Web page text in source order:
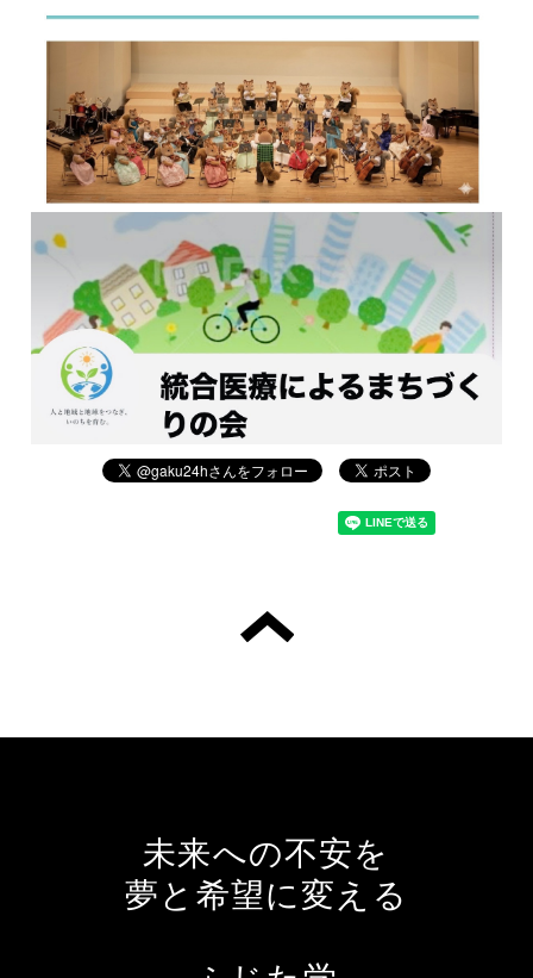
未来への不安を
夢と希望に変える